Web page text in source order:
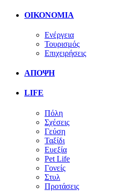
ΟΙΚΟΝΟΜΙΑ
Ενέργεια
Τουρισμός
Επιχειρήσεις
ΑΠΟΨΗ
LIFE
Πόλη
Σχέσεις
Γεύση
Ταξίδι
Ευεξία
Pet Life
Γονείς
Στυλ
Προτάσεις